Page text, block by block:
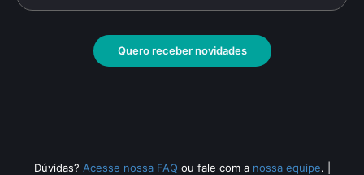
Quero receber novidades
Dúvidas? Acesse nossa FAQ ou fale com a nossa equipe.